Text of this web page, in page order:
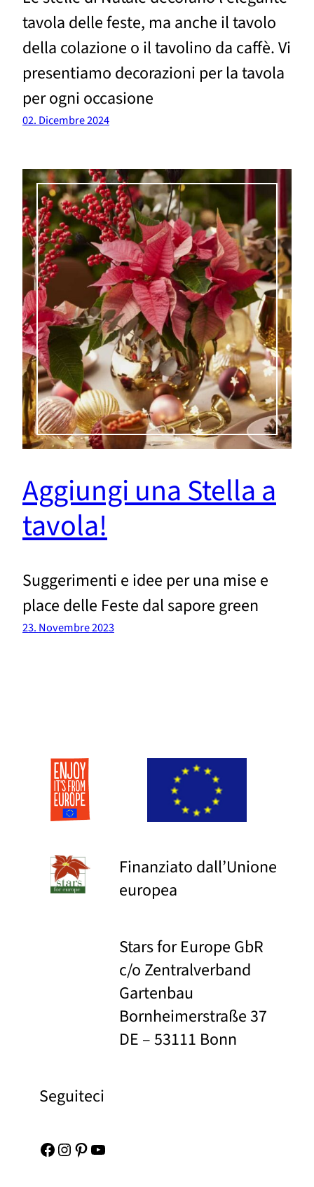
tavola delle feste, ma anche il tavolo
della colazione o il tavolino da caffè. Vi
presentiamo decorazioni per la tavola
per ogni occasione
02. Dicembre 2024
Aggiungi una Stella a
tavola!
Suggerimenti e idee per una mise e
place delle Feste dal sapore green
23. Novembre 2023
Finanziato dall’Unione
europea
Stars for Europe GbR
c/o Zentralverband
Gartenbau
Bornheimerstraße 37
DE – 53111 Bonn
Seguiteci
Facebook Instagram Pinterest YouTube